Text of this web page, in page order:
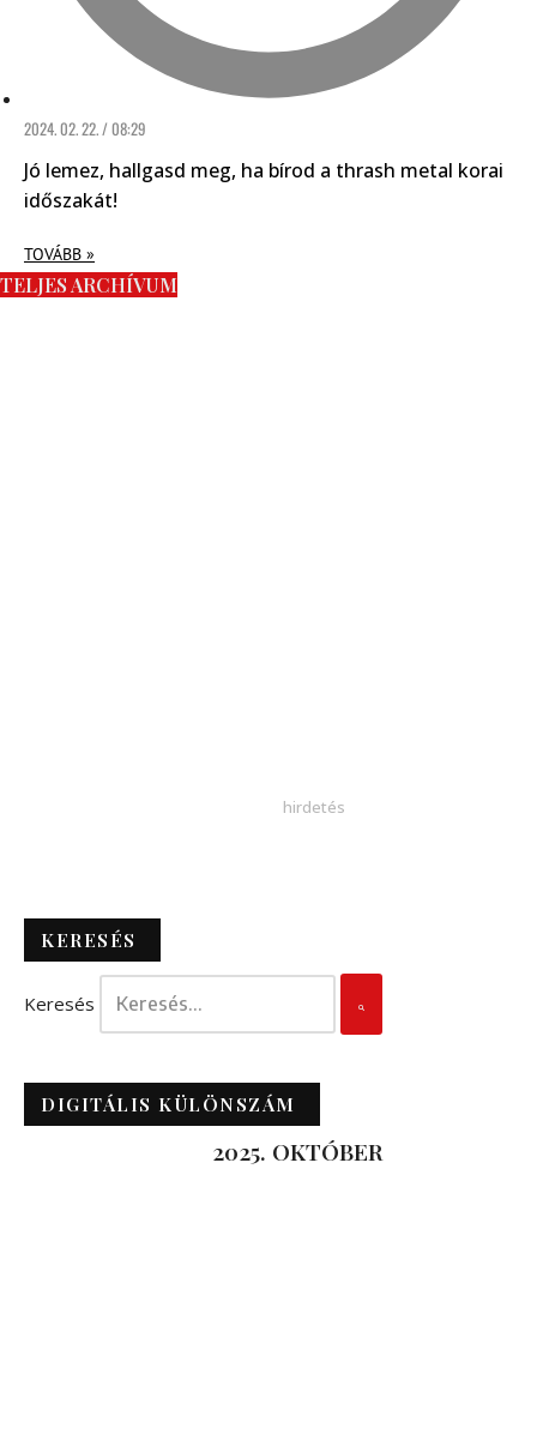
2024. 02. 22. / 08:29
Jó lemez, hallgasd meg, ha bírod a thrash metal korai
időszakát!
TOVÁBB »
TELJES ARCHÍVUM
KERESÉS
Keresés
DIGITÁLIS KÜLÖNSZÁM
2025. OKTÓBER